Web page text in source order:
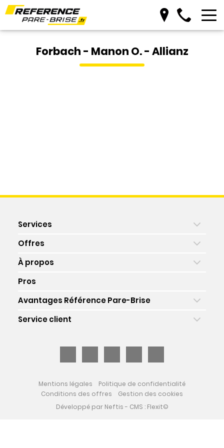
Forbach - Manon O. - Allianz
Services
Offres
À propos
Pros
Avantages Référence Pare-Brise
Service client
Mentions légales
Politique de confidentialité
Conditions des offres
Gestion des cookies
Développé par Neftis - CMS : Flexit©‎